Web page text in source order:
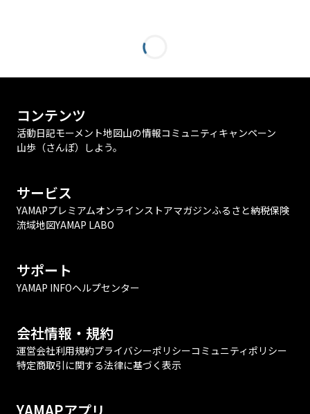
コンテンツ
活動日記モーメント地図山の情報コミュニティ キャンペーン
山歩（さんぽ）しよう。
サービス
YAMAPプレミアムオンラインストアマガジンふるさと納税保険
流域地図YAMAP LABO
サポート
YAMAP INFOヘルプセンター
会社情報・規約
運営会社利用規約プライバシーポリシーコミュニティポリシー
特定商取引に関する法律に基づく表示